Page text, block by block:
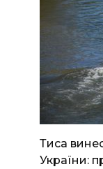
Тиса
України: